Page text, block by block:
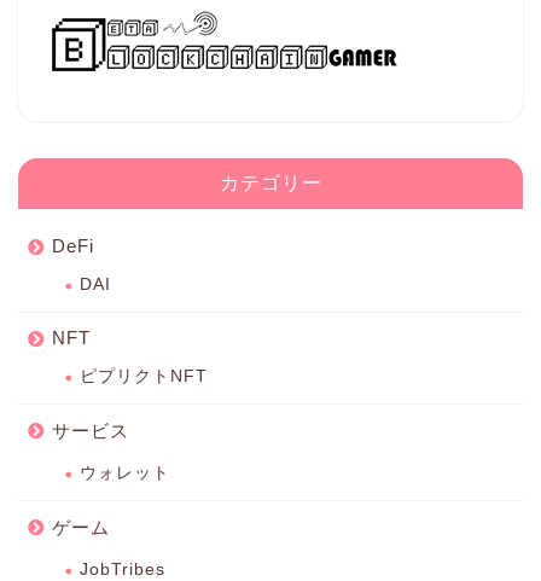
カテゴリー
DeFi
DAI
NFT
ピプリクトNFT
サービス
ウォレット
ゲーム
JobTribes